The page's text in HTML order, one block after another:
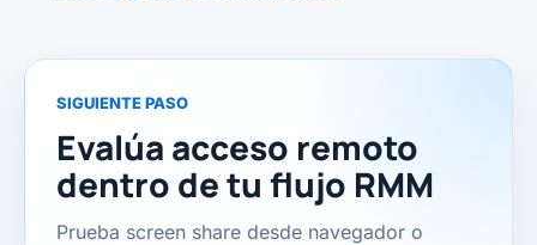
SIGUIENTE PASO
Evalúa acceso remoto
dentro de tu flujo RMM
Prueba screen share desde navegador o